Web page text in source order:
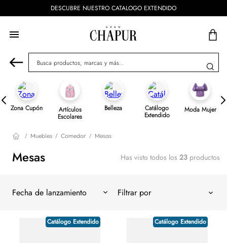
DESCUBRE NUESTRO CATALOGO EXTENDIDO
Busca productos, marcas y más...
Zona Cupón Artículos
Escolares
Belleza Catálogo
Extendido
Moda Mujer
Muebles Comedor Mesas
Mesas Has visto todos los 23 productos
Fecha de lanzamiento
Catálogo Extendido Catálogo Extendido